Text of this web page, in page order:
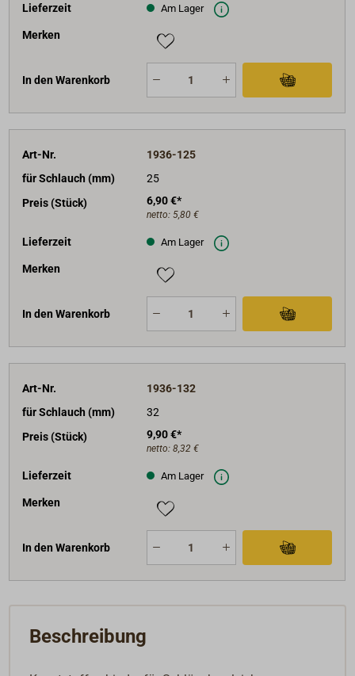
Lieferzeit Am Lager
Merken
In den Warenkorb
Art-Nr.
1936-125
für Schlauch (mm)
25
Preis (Stück)
6,90 €*
netto: 5,80 €
Lieferzeit Am Lager
Merken
In den Warenkorb
Art-Nr.
1936-132
für Schlauch (mm)
32
Preis (Stück)
9,90 €*
netto: 8,32 €
Lieferzeit Am Lager
Merken
In den Warenkorb
Beschreibung